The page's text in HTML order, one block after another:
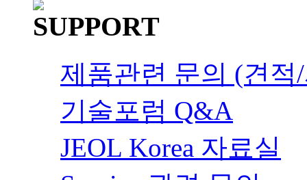
제품관련 문의 (견적
기술포럼 Q&A
JEOL Korea 자료실